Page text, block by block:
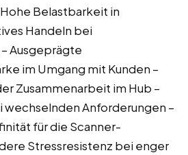
Belastbarkeit in
Handeln bei
Ausgeprägte
im Umgang mit Kunden –
Zusammenarbeit im Hub –
Anforderungen –
für die Scanner-
Stressresistenz bei enger